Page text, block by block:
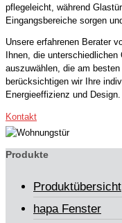
pflegeleicht, während
Eingangsbereiche sorgen
Unsere erfahrenen Berater
Ihnen, die
auszuwählen, die am
berücksichtigen wir Ihre
Energieeffizienz und Design.
Kontakt
Produkte
Produktübersicht
hapa Fenster